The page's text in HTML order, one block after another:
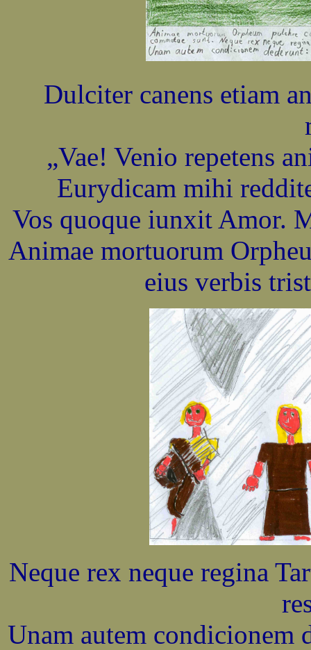
Dulciter canens etiam
„Vae! Venio repetens
Eurydicam mihi
Vos quoque iunxit Amor.
Animae mortuorum
eius verbis
Neque rex neque regina
Unam autem condicionem